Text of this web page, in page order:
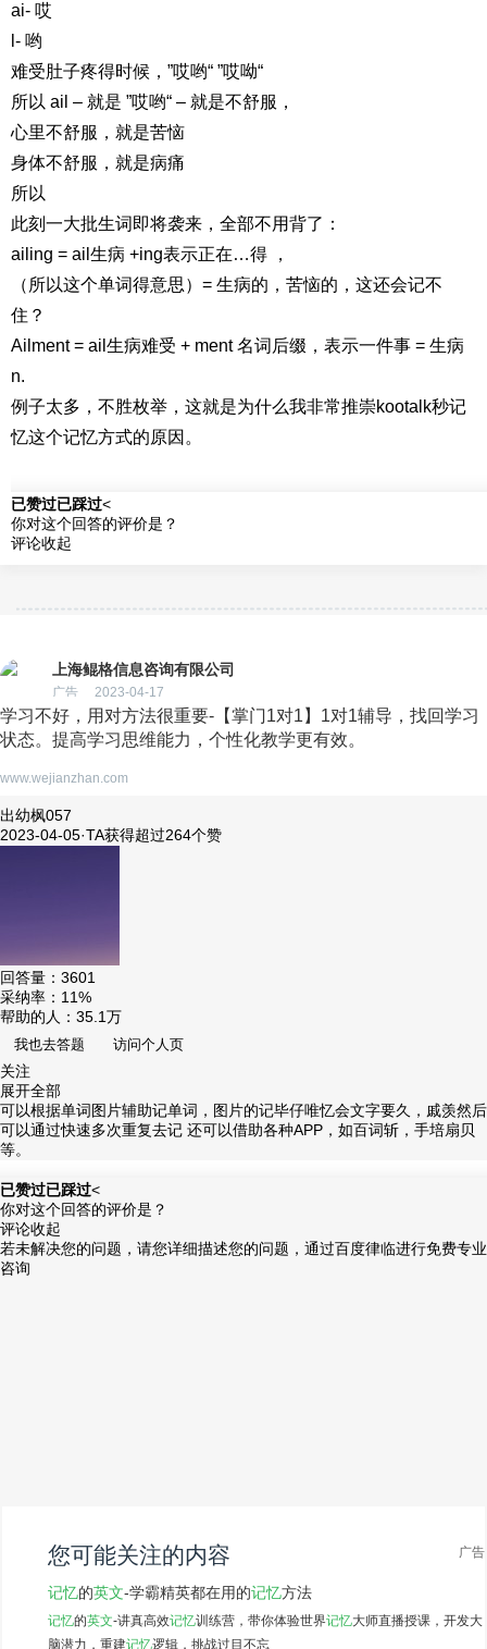
ai- 哎
l- 哟
难受肚子疼得时候，”哎哟“ ”哎呦“
所以 ail – 就是 ”哎哟“ – 就是不舒服，
心里不舒服，就是苦恼
身体不舒服，就是病痛
所以
此刻一大批生词即将袭来，全部不用背了：
ailing = ail生病 +ing表示正在…得 ，
（所以这个单词得意思）= 生病的，苦恼的，这还会记不
住？
Ailment = ail生病难受 + ment 名词后缀，表示一件事 = 生病
n.
例子太多，不胜枚举，这就是为什么我非常推崇kootalk秒记
忆这个记忆方式的原因。
已赞过已踩过<
你对这个回答的评价是？
评论收起
上海鲲格信息咨询有限公司
广告 2023-04-17
学习不好，用对方法很重要-【掌门1对1】1对1辅导，找回学习
状态。提高学习思维能力，个性化教学更有效。
www.wejianzhan.com
出幼枫057
2023-04-05·TA获得超过264个赞
回答量： 3601
采纳率： 11%
帮助的人： 35.1万
我也去答题 访问个人页
关注
展开全部
可以根据单词图片辅助记单词，图片的记毕仔唯忆会文字要久，戚羡然后
可以通过快速多次重复去记 还可以借助各种APP，如百词斩，手培扇贝
等。
已赞过已踩过<
你对这个回答的评价是？
评论收起
若未解决您的问题，请您详细描述您的问题，通过百度律临进行免费专业
咨询
广告
您可能关注的内容
记忆的英文-学霸精英都在用的记忆方法
记忆的英文-讲真高效记忆训练营，带你体验世界记忆大师直播授课，开发大
脑潜力，重建记忆逻辑，挑战过目不忘